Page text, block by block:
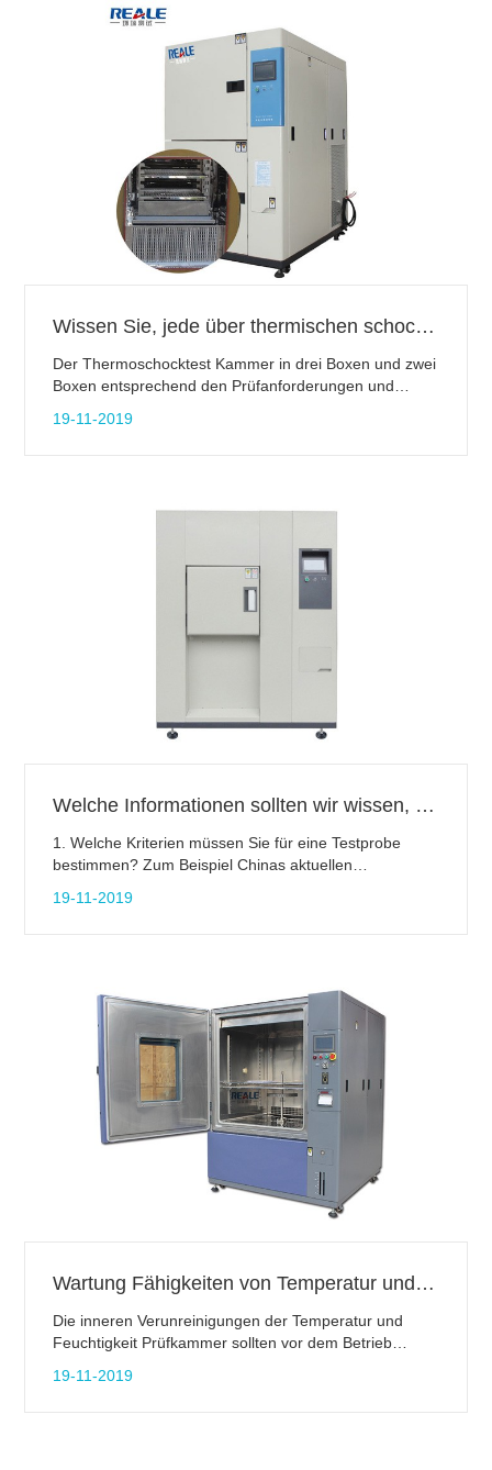
Wissen Sie, jede über thermischen schock Prüfkammer?
Der Thermoschocktest Kammer in drei Boxen und zwei
Boxen entsprechend den Prüfanforderungen und
Testverfahren und die interne Struktur unterschiedlich
Produkt wird in der Testzone während der Prüfung
19-11-2019
Welche Informationen sollten wir wissen, bevor ein Testgerät zu kaufen?
1. Welche Kriterien müssen Sie für eine Testprobe
bestimmen? Zum Beispiel Chinas aktuellen
JB, Linie Standard - HB) und der internationalen Norm
19-11-2019
Wartung Fähigkeiten von Temperatur und Luftfeuchtigkeit Prüfkammer
Die inneren Verunreinigungen der Temperatur und
Feuchtigkeit Prüfkammer sollten vor dem Betrieb
der Energieverteilung Zimmer sollten mit Seifenwasser
19-11-2019